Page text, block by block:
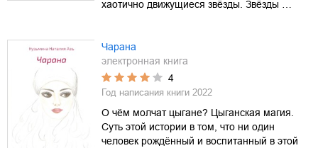
хаотично движущиеся звёзды. Звёзды …
Чарана
электронная книга
4
Год написания книги 2022
О чём молчат цыгане? Цыганская магия.
Суть этой истории в том, что ни один
человек рождённый и воспитанный в этой